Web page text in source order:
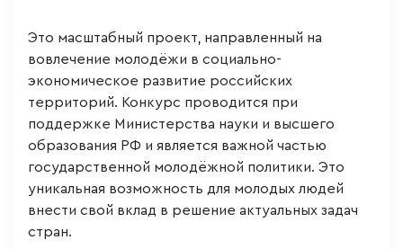
Это масштабный проект, направленный на
вовлечение молодёжи в социально-
экономическое развитие российских
территорий. Конкурс проводится при
поддержке Министерства науки и высшего
образования РФ и является важной частью
государственной молодёжной политики. Это
уникальная возможность для молодых людей
внести свой вклад в решение актуальных задач
стран.